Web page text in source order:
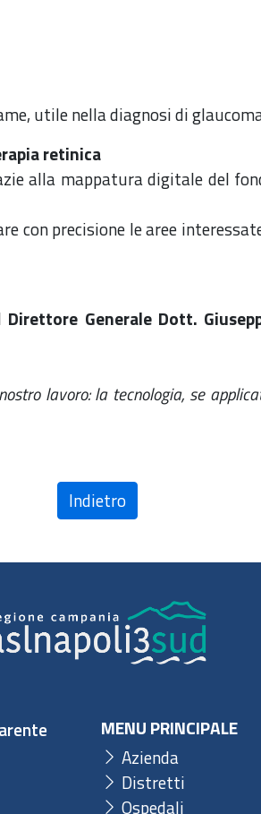
utile nella diagnosi di
retinica
alla mappatura digitale del
precisione le aree
Direttore Generale Dott.
lavoro: la tecnologia, se
Indietro
MENU PRINCIPALE
Azienda
Distretti
Ospedali